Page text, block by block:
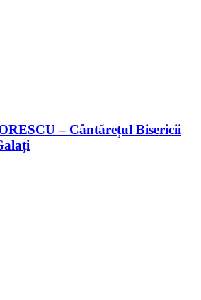
– Cântărețul Bisericii